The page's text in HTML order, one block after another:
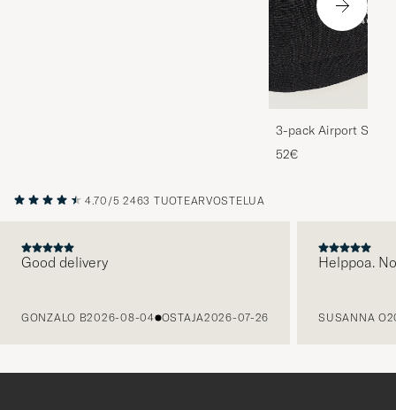
3-pack Airport
Melange
52€
4.70/5 2463 TUOTEARVOSTELUA
Good delivery
GONZALO B2026-08-04 OSTAJA2026-07-26
Helppoa.
SUSANNA O